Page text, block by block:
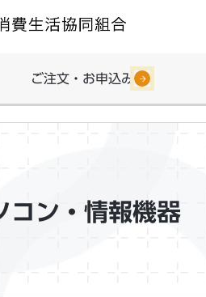
ご注文・お申込み
コン・情報機器